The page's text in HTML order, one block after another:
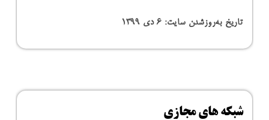
تاریخ به‌روزشدن سایت:۶ دی ۱۳۹۹
شبکه های مجازی